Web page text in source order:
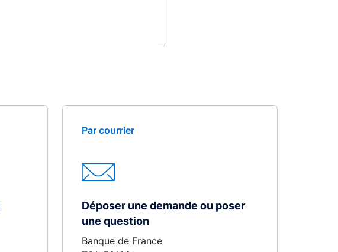
Par courrier
Déposer une demande ou poser
une question
Banque de France